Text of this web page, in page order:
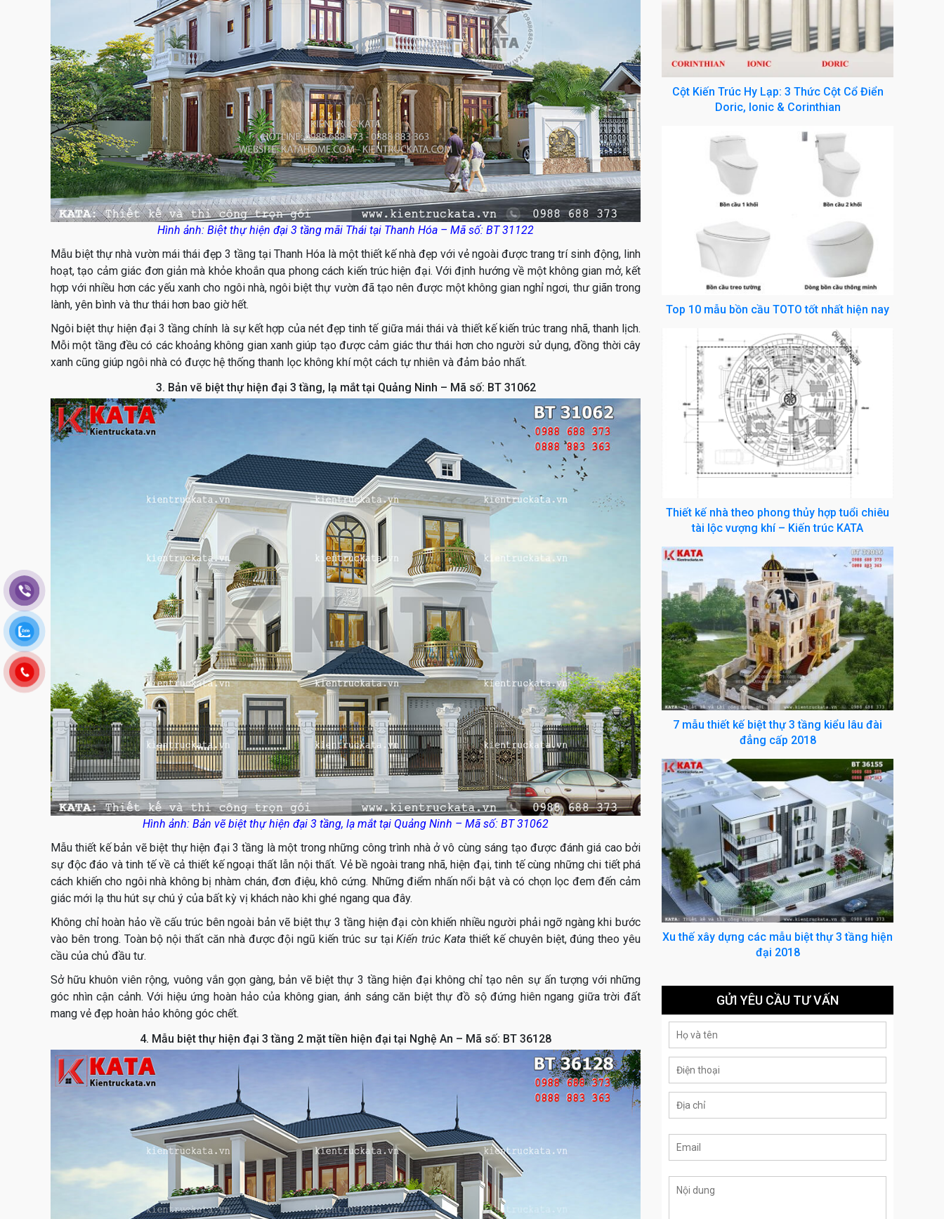
Hình ảnh: Biệt thự hiện đại 3 tầng mãi Thái tại Thanh Hóa – Mã số: BT 31122
Mẫu biệt thự nhà vườn mái thái đẹp 3 tầng tại Thanh Hóa là một thiết kế nhà đẹp với vẻ ngoài được trang trí sinh động, linh
hoạt, tạo cảm giác đơn giản mà khỏe khoắn qua phong cách kiến trúc hiện đại. Với định hướng về một không gian mở, kết
hợp với nhiều hơn các yếu xanh cho ngôi nhà, ngôi biệt thự vườn đã tạo nên được một không gian nghỉ ngơi, thư giãn trong
lành, yên bình và thư thái hơn bao giờ hết.
Ngôi biệt thự hiện đại 3 tầng chính là sự kết hợp của nét đẹp tinh tế giữa mái thái và thiết kế kiến trúc trang nhã, thanh lịch.
Mỗi một tầng đều có các khoảng không gian xanh giúp tạo được cảm giác thư thái hơn cho người sử dụng, đồng thời cây
xanh cũng giúp ngôi nhà có được hệ thống thanh lọc không khí một cách tự nhiên và đảm bảo nhất.
3. Bản vẽ biệt thự hiện đại 3 tầng, lạ mắt tại Quảng Ninh – Mã số: BT 31062
Hình ảnh: Bản vẽ biệt thự hiện đại 3 tầng, lạ mắt tại Quảng Ninh – Mã số: BT 31062
Mẫu thiết kế bản vẽ biệt thự hiện đại 3 tầng là một trong những công trình nhà ở vô cùng sáng tạo được đánh giá cao bởi
sự độc đáo và tinh tế về cả thiết kế ngoại thất lẫn nội thất. Vẻ bề ngoài trang nhã, hiện đại, tinh tế cùng những chi tiết phá
cách khiến cho ngôi nhà không bị nhàm chán, đơn điệu, khô cứng. Những điểm nhấn nổi bật và có chọn lọc đem đến cảm
giác mới lạ thu hút sự chú ý của bất kỳ vị khách nào khi ghé ngang qua đây.
Không chỉ hoàn hảo về cấu trúc bên ngoài bản vẽ biệt thự 3 tầng hiện đại còn khiến nhiều người phải ngỡ ngàng khi bước
vào bên trong. Toàn bộ nội thất căn nhà được đội ngũ kiến trúc sư tạiKiến trúc Kata thiết kế chuyên biệt, đúng theo yêu
cầu của chủ đầu tư.
Sở hữu khuôn viên rộng, vuông vắn gọn gàng, bản vẽ biệt thự 3 tầng hiện đại không chỉ tạo nên sự ấn tượng với những
góc nhìn cận cảnh. Với hiệu ứng hoàn hảo của không gian, ánh sáng căn biệt thự đồ sộ đứng hiên ngang giữa trời đất
mang vẻ đẹp hoàn hảo không góc chết.
4. Mẫu biệt thự hiện đại 3 tầng 2 mặt tiền hiện đại tại Nghệ An – Mã số: BT 36128
Cột Kiến Trúc Hy Lạp: 3 Thức Cột Cổ Điển
Doric, Ionic & Corinthian
Top 10 mẫu bồn cầu TOTO tốt nhất hiện nay
Thiết kế nhà theo phong thủy hợp tuổi chiêu
tài lộc vượng khí – Kiến trúc KATA
7 mẫu thiết kế biệt thự 3 tầng kiểu lâu đài
đẳng cấp 2018
Xu thế xây dựng các mẫu biệt thự 3 tầng hiện
đại 2018
GỬI YÊU CẦU TƯ VẤN